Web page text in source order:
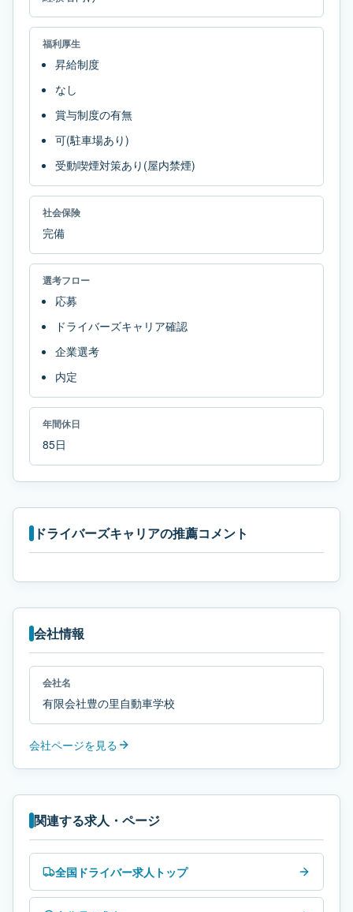
福利厚生
昇給制度
なし
賞与制度の有無
可(駐車場あり)
受動喫煙対策あり(屋内禁煙)
社会保険
完備
選考フロー
応募
ドライバーズキャリア確認
企業選考
内定
年間休日
85日
ドライバーズキャリアの推薦コメント
会社情報
会社名
有限会社豊の里自動車学校
会社ページを見る
関連する求人・ページ
全国ドライバー求人トップ